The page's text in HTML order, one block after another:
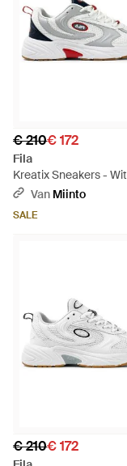
€ 210€ 172
Fila
Kreatix Sneakers - Wit
Van Miinto
SALE
€ 210€ 172